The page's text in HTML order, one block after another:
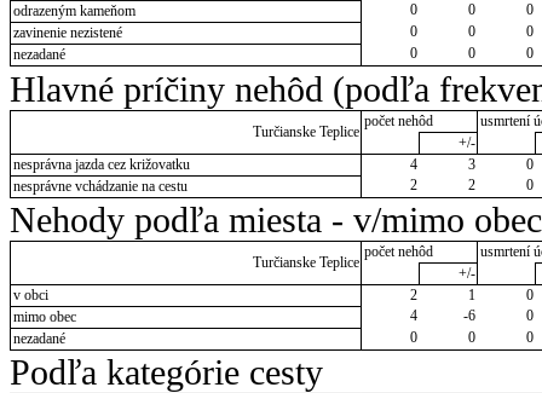
odrazeným kameňom
0 0
0
zavinenie nezistené
0 0
0
nezadané
0 0 0
Hlavné príčiny nehôd (podľa
Turčianske Teplice
počet nehôd
usmrtení
+/-
nesprávna jazda cez križovatku
4 3
0
nesprávne vchádzanie na cestu
2 2 0
Nehody podľa miesta - v/mimo obec
Turčianske Teplice
počet nehôd
usmrtení
+/-
v obci
2 1
0
mimo obec
4 -6
0
nezadané
0 0 0
Podľa kategórie cesty